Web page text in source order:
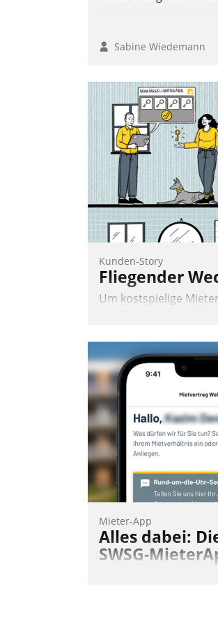
Sabine Wiedemann
Kunden-Story
Fliegender
Um kostspielige
vernetzen, nutzt die
seit Jahresbeginn
und Eingriff bietende
Entwicklung setzte
Cloudtechnologie,
Partner sowie
Projektmethoden.
Nadja Hußmann
Mieter-App
Alles dabei:
SWSG-